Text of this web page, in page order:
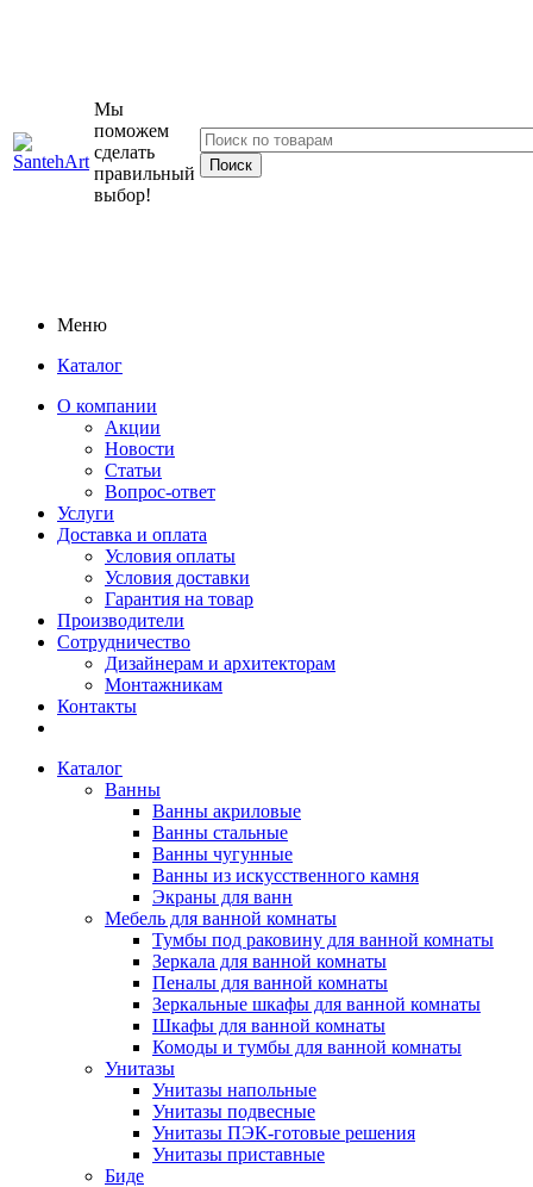
Мы
поможем
сделать
правильный
выбор!
Меню
Каталог
О компании
Акции
Новости
Статьи
Вопрос-ответ
Услуги
Доставка и оплата
Условия оплаты
Условия доставки
Гарантия на товар
Производители
Сотрудничество
Дизайнерам и архитекторам
Монтажникам
Контакты
Каталог
Ванны
Ванны акриловые
Ванны стальные
Ванны чугунные
Ванны из искусственного камня
Экраны для ванн
Мебель для ванной комнаты
Тумбы под раковину для ванной комнаты
Зеркала для ванной комнаты
Пеналы для ванной комнаты
Зеркальные шкафы для ванной комнаты
Шкафы для ванной комнаты
Комоды и тумбы для ванной комнаты
Унитазы
Унитазы напольные
Унитазы подвесные
Унитазы ПЭК-готовые решения
Унитазы приставные
Биде